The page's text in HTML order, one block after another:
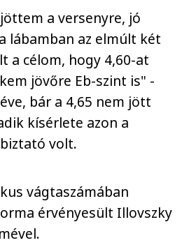
a versenyre, jó
lábamban az elmúlt két
a célom, hogy 4,60-at
jövőre Eb-szint is" -
bár a 4,65 nem jött
kísérlete azon a
volt.
vágtaszámában
érvényesült Illovszky